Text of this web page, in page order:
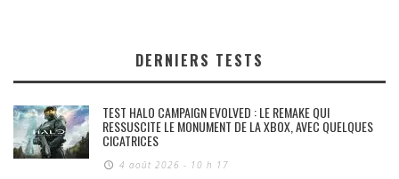
DERNIERS TESTS
TEST HALO CAMPAIGN EVOLVED : LE REMAKE QUI
RESSUSCITE LE MONUMENT DE LA XBOX, AVEC QUELQUES
CICATRICES
4 août 2026 - 10 h 17